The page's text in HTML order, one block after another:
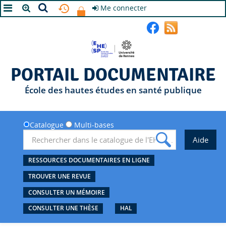
Me connecter
PORTAIL DOCUMENTAIRE
École des hautes études en santé publique
Catalogue Multi-bases
RESSOURCES DOCUMENTAIRES EN LIGNE
TROUVER UNE REVUE
CONSULTER UN MÉMOIRE
CONSULTER UNE THÈSE
HAL